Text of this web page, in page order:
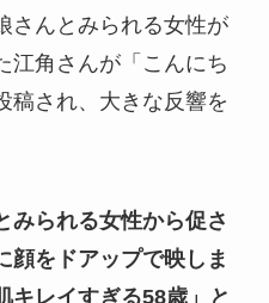
さんとみられる女性が
江角さんが「こんにち
稿され、大きな反響を
みられる女性から促さ
顔をドアップで映しま
キレイすぎる58歳」と